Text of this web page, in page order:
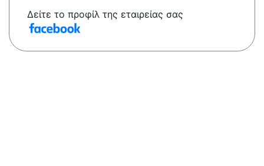
Δείτε το προφίλ της εταιρείας σας